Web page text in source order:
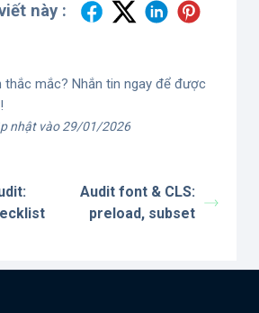
này :
thắc mắc? Nhắn tin ngay để được
nhật vào 29/01/2026
Audit font & CLS:
preload, subset